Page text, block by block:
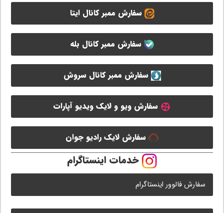
سفارش ممبر کانال ایتا
سفارش ممبر کانال بله
سفارش ممبر کانال سروش
سفارش ویو و لایک ویدیو آپارات
سفارش لایک رادیو جوان
خدمات اینستاگرام
سفارش فالوور اینستاگرام